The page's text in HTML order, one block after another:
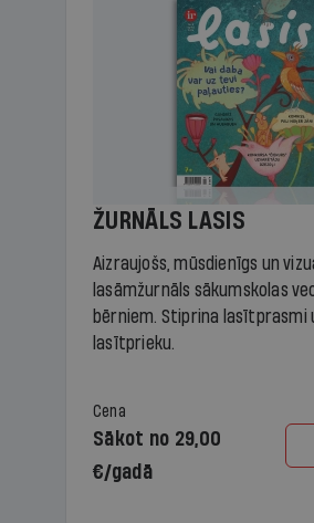
ŽURNĀLS LASIS
Aizraujošs, mūsdienīgs un
lasāmžurnāls sākumskolas
bērniem. Stiprina lasītprasmi
lasītprieku.
Cena
Sākot no 29,00
€/gadā